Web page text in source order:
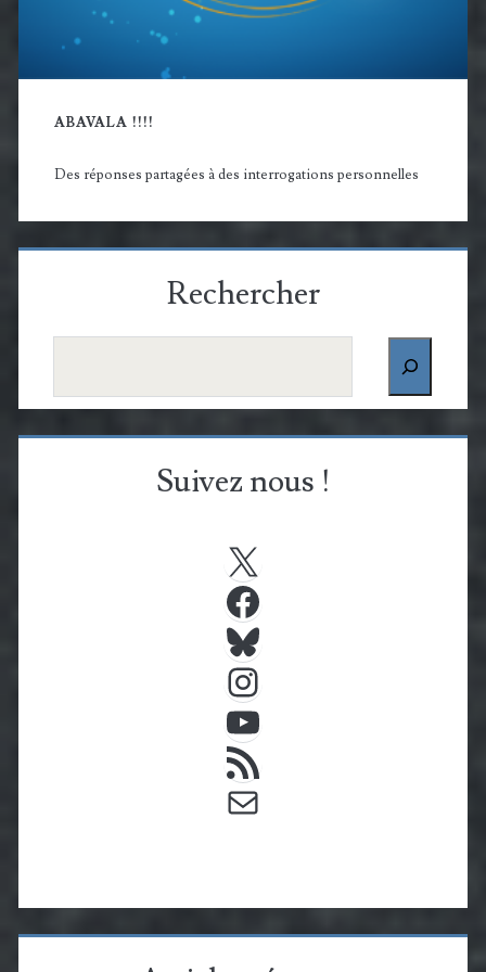
ABAVALA !!!!
Des réponses partagées à des interrogations personnelles
Rechercher
Suivez nous !